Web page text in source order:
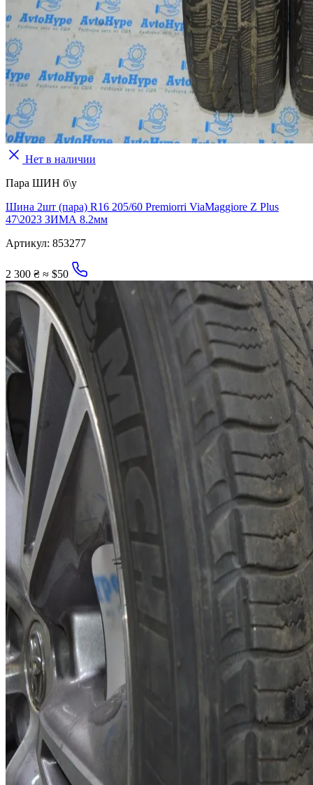
Нет в наличии
Пара ШИН б\у
Шина 2шт (пара) R16 205/60 Premiorri ViaMaggiore Z Plus
47\2023 ЗИМА 8.2мм
Артикул: 853277
2 300 ₴ ≈ $50